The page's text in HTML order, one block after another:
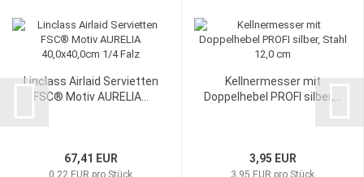
Linclass Airlaid Servietten
FSC® Motiv AURELIA...
67,41 EUR
0,22 EUR pro Stück
Kellnermesser mit
Doppelhebel PROFI silber,...
3,95 EUR
3,95 EUR pro Stück